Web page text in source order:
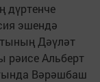
дүртенче
эшендә
Дәүләт
рәисе Альберт
Вәрәшбаш